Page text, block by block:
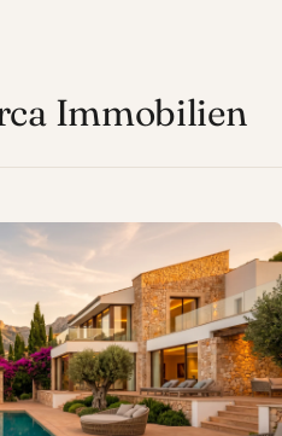
Immobilien